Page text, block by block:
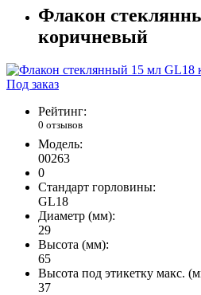
Флакон
коричневый
Под заказ
Рейтинг:
0 отзывов
Модель:
00263
0
Стандарт горловины:
GL18
Диаметр (мм):
29
Высота (мм):
65
Высота под этикетку макс.
37